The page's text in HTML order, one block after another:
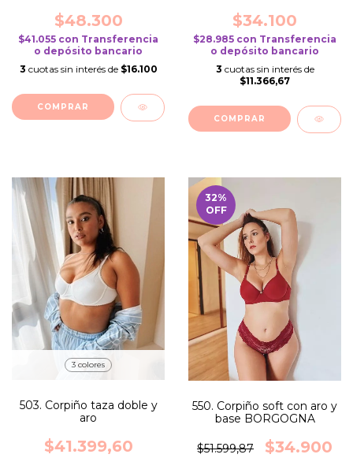
$48.300
$41.055 con Transferencia
o depósito bancario
3 cuotas sin interés de $16.100
COMPRAR
$34.100
$28.985 con Transferencia
o depósito bancario
3 cuotas sin interés de
$11.366,67
COMPRAR
3 colores
503. Corpiño taza doble y
aro
$41.399,60
32%
OFF
550. Corpiño soft con aro y
base BORGOGNA
$51.599,87 $34.900